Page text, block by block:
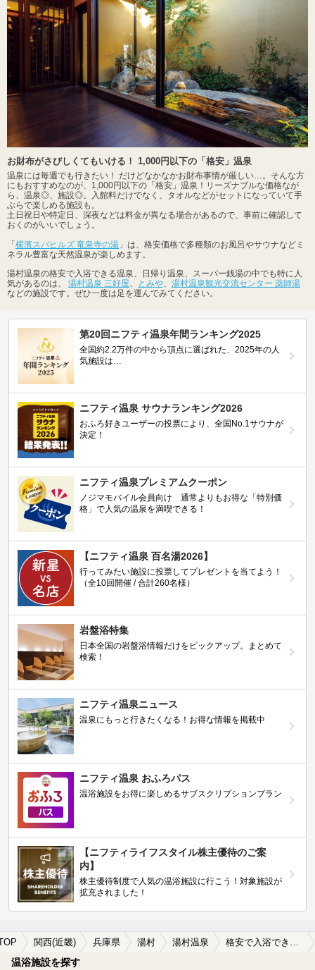
お財布がさびしくてもいける！ 1,000円以下の「格安」温泉
温泉には毎週でも行きたい！ だけどなかなかお財布事情が厳しい…。そんな方
にもおすすめなのが、1,000円以下の「格安」温泉！リーズナブルな価格なが
ら、温泉◎、施設◎。入館料だけでなく、タオルなどがセットになっていて手
ぶらで楽しめる施設も。
土日祝日や特定日、深夜などは料金が異なる場合があるので、事前に確認して
おくのがいいでしょう。
「横濱スパヒルズ 竜泉寺の湯 」は、格安価格で多種類のお風呂やサウナなどミ
ネラル豊富な天然温泉が楽しめます。
湯村温泉の格安で入浴できる温泉、日帰り温泉、スーパー銭湯の中でも特に人
気があるのは、 湯村温泉 三好屋 とみや
湯村温泉観光交流センター 薬師湯
などの施設です。ぜひ一度は足を運んでみてください。
第20回ニフティ温泉年間ランキング2025
全国約2.2万件の中から頂点に選ばれた、2025年の人
気施設は…
ニフティ温泉 サウナランキング2026
おふろ好きユーザーの投票により、全国No.1サウナが
決定！
ニフティ温泉プレミアムクーポン
ノジマモバイル会員向け 通常よりもお得な「特別価
格」で人気の温泉を満喫できる！
【ニフティ温泉 百名湯2026】
行ってみたい施設に投票してプレゼントを当てよう！
（全10回開催 / 合計260名様）
岩盤浴特集
日本全国の岩盤浴情報だけをピックアップ。まとめて
検索！
ニフティ温泉ニュース
温泉にもっと行きたくなる！お得な情報を掲載中
ニフティ温泉 おふろパス
温浴施設をお得に楽しめるサブスクリプションプラン
【ニフティライフスタイル株主優待のご案
内】
株主優待制度で人気の温浴施設に行こう！対象施設が
拡充されました！
関西(近畿) 兵庫県 湯村 湯村温泉 格安で入浴できる湯村温泉の温泉、日帰り温泉、スーパー銭湯おすすめ
温浴施設を探す